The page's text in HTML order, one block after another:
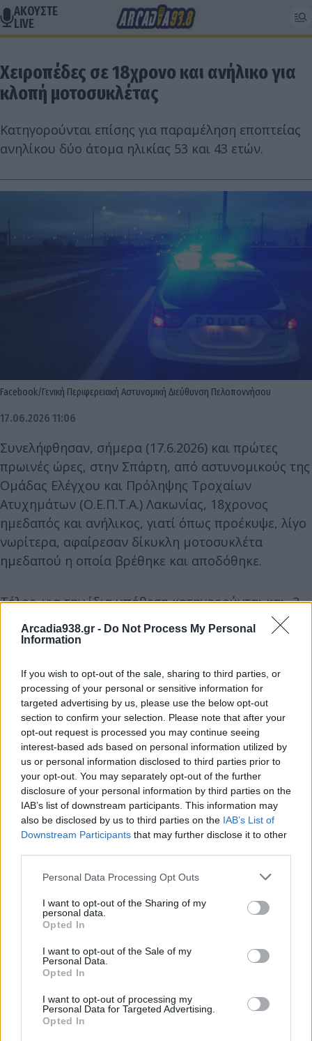
Arcadia938.gr - Do Not Process My Personal
Information
If you wish to opt-out of the sale, sharing to third parties, or
processing of your personal or sensitive information for
targeted advertising by us, please use the below opt-out
section to confirm your selection. Please note that after your
opt-out request is processed you may continue seeing
interest-based ads based on personal information utilized by
us or personal information disclosed to third parties prior to
your opt-out. You may separately opt-out of the further
disclosure of your personal information by third parties on the
IAB’s list of downstream participants. This information may
also be disclosed by us to third parties on the IAB’s List of
Downstream Participants that may further disclose it to other
Personal Data Processing Opt Outs
I want to opt-out of the Sharing of my
personal data.
Opted In
I want to opt-out of the Sale of my
Personal Data.
Opted In
I want to opt-out of processing my
Personal Data for Targeted Advertising.
Opted In
ΑΚΟΥΣΤΕ
LIVE
Χειροπέδες σε 18χρονο και ανήλικο για
κλοπή μοτοσυκλέτας
Κατηγορούνται επίσης για παραμέληση εποπτείας
ανηλίκου δύο άτομα ηλικίας 53 και 43 ετών.
Facebook/Γενική Περιφερειακή Αστυνομική Διεύθυνση Πελοποννήσου
17.06.2026 11:06
Συνελήφθησαν, σήμερα (17.6.2026) και πρώτες
πρωινές ώρες, στην Σπάρτη, από αστυνομικούς της
Ομάδας Ελέγχου και Πρόληψης Τροχαίων
Ατυχημάτων (Ο.Ε.Π.Τ.Α.) Λακωνίας, 18χρονος
ημεδαπός και ανήλικος, γιατί όπως προέκυψε, λίγο
νωρίτερα, αφαίρεσαν δίκυκλη μοτοσυκλέτα
ημεδαπού η οποία βρέθηκε και αποδόθηκε.
Τέλος, για την ίδια υπόθεση κατηγορούνται και -2-
αλλοδαποί ηλικίας 53 και 43 ετών, αντίστοιχα, για
παραμέληση εποπτείας ανηλίκου.
Προανάκριση διενεργεί το Τμήμα Δίωξης και
Εξιχνίασης Εγκλημάτων Σπάρτης.
Διάβασε σχετικά
Οκτώ παραβάσεις του Κώδικα Οδικής
Κυκλοφορίας βεβαιώθηκαν στην Αρκαδία,
χθες
Η αντιπυρική περίοδος φέρνει και τις
γνωστές... απαγορεύσεις
Τα δρομολόγια των ΚΑΜ για την ερχόμενη
εβδομάδα
Στοχευμένες αστυνομικές επιχειρήσεις
πραγματοποιήθηκαν σε Αργολίδα και
Κορινθία
Συνελήφθησαν 4 άτομα, τα τρία ανήλικα, για
ναρκωτικά στην Κορινθία